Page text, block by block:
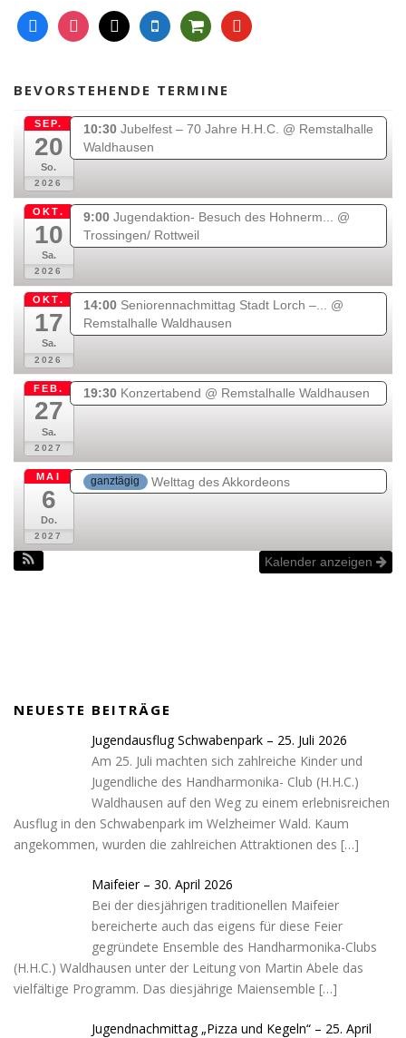
f
a
e
o
i
n
t
g
r
m
m
a
l
m
o
e
s
h
p
c
r
y
o
t
b
BEVORSTEHENDE TERMINE
SEP.
20
So.
2026
10:30 Jubelfest – 70 Jahre H.H.C. @ Remstalhalle
Waldhausen
OKT.
10
Sa.
2026
9:00 Jugendaktion- Besuch des Hohnerm... @
Trossingen/ Rottweil
OKT.
17
Sa.
2026
14:00 Seniorennachmittag Stadt Lorch –... @
Remstalhalle Waldhausen
FEB.
27
Sa.
2027
19:30 Konzertabend @ Remstalhalle Waldhausen
MAI
6
Do.
2027
ganztägig Welttag des Akkordeons
Kalender anzeigen
NEUESTE BEITRÄGE
Jugendausflug Schwabenpark – 25. Juli 2026
Am 25. Juli machten sich zahlreiche Kinder und
Jugendliche des Handharmonika- Club (H.H.C.)
Waldhausen auf den Weg zu einem erlebnisreichen
Ausflug in den Schwabenpark im Welzheimer Wald. Kaum
angekommen, wurden die zahlreichen Attraktionen des […]
Maifeier – 30. April 2026
Bei der diesjährigen traditionellen Maifeier
bereicherte auch das eigens für diese Feier
gegründete Ensemble des Handharmonika-Clubs
(H.H.C.) Waldhausen unter der Leitung von Martin Abele das
vielfältige Programm. Das diesjährige Maiensemble […]
Jugendnachmittag „Pizza und Kegeln“ – 25. April